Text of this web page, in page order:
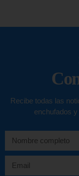
Recibe todas las
enchufados